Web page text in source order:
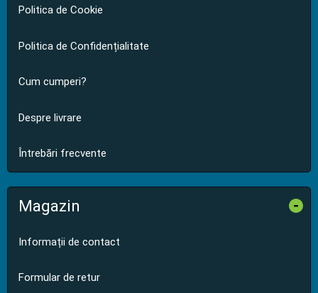
Politica de Cookie
Politica de Confidențialitate
Cum cumperi?
Despre livrare
Întrebări frecvente
Magazin -
Informații de contact
Formular de retur